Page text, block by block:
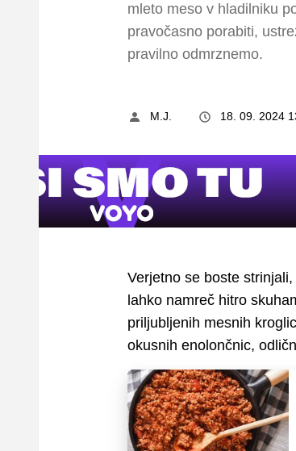
mleto meso v hladilniku
pravočasno porabiti,
pravilno odmrznemo.
M.J. 18. 09. 2024
Verjetno se boste
lahko namreč hitro
priljubljenih mesnih
okusnih enolončnic,